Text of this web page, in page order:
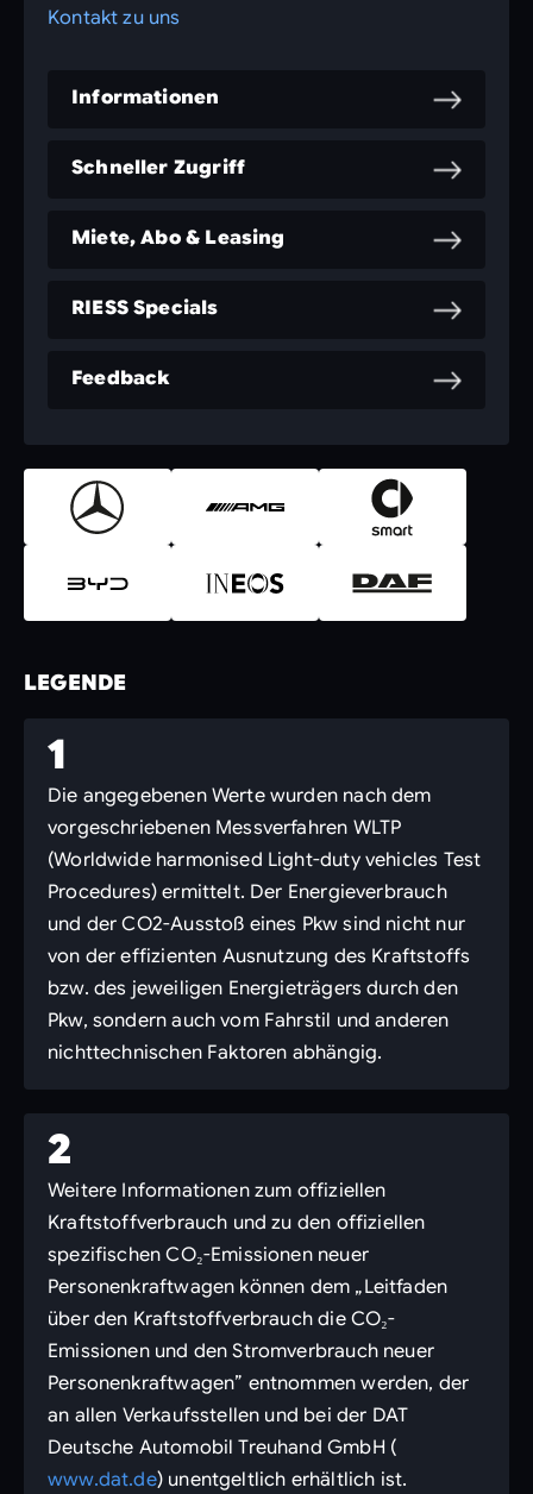
Kontakt zu uns
Informationen
Schneller Zugriff
Miete, Abo & Leasing
RIESS Specials
Feedback
LEGENDE
1
Die angegebenen Werte wurden nach dem
vorgeschriebenen Messverfahren WLTP
(Worldwide harmonised Light-duty vehicles Test
Procedures) ermittelt. Der Energieverbrauch
und der CO2-Ausstoß eines Pkw sind nicht nur
von der effizienten Ausnutzung des Kraftstoffs
bzw. des jeweiligen Energieträgers durch den
Pkw, sondern auch vom Fahrstil und anderen
nichttechnischen Faktoren abhängig.
2
Weitere Informationen zum offiziellen
Kraftstoffverbrauch und zu den offiziellen
spezifischen CO₂-Emissionen neuer
Personenkraftwagen können dem „Leitfaden
über den Kraftstoffverbrauch die CO₂-
Emissionen und den Stromverbrauch neuer
Personenkraftwagen” entnommen werden, der
an allen Verkaufsstellen und bei der DAT
Deutsche Automobil Treuhand GmbH (
www.dat.de) unentgeltlich erhältlich ist.